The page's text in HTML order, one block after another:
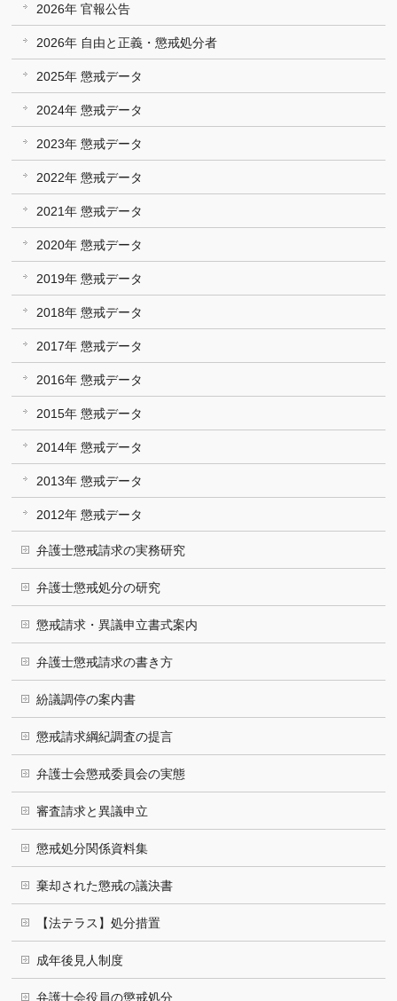
2026年 官報公告
2026年 自由と正義・懲戒処分者
2025年 懲戒データ
2024年 懲戒データ
2023年 懲戒データ
2022年 懲戒データ
2021年 懲戒データ
2020年 懲戒データ
2019年 懲戒データ
2018年 懲戒データ
2017年 懲戒データ
2016年 懲戒データ
2015年 懲戒データ
2014年 懲戒データ
2013年 懲戒データ
2012年 懲戒データ
弁護士懲戒請求の実務研究
弁護士懲戒処分の研究
懲戒請求・異議申立書式案内
弁護士懲戒請求の書き方
紛議調停の案内書
懲戒請求綱紀調査の提言
弁護士会懲戒委員会の実態
審査請求と異議申立
懲戒処分関係資料集
棄却された懲戒の議決書
【法テラス】処分措置
成年後見人制度
弁護士会役員の懲戒処分